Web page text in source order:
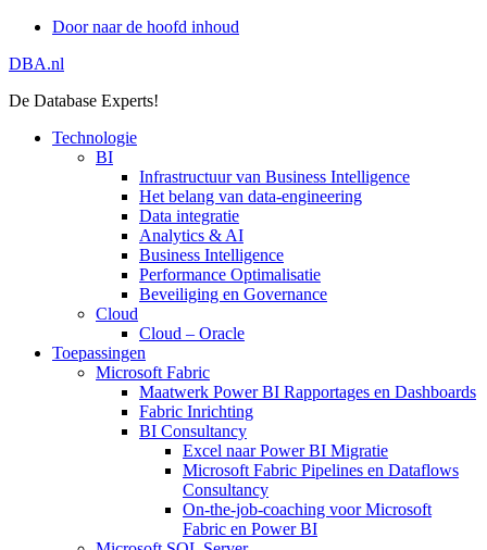
Door naar de hoofd inhoud
DBA.nl
De Database Experts!
Technologie
BI
Infrastructuur van Business Intelligence
Het belang van data-engineering
Data integratie
Analytics & AI
Business Intelligence
Performance Optimalisatie
Beveiliging en Governance
Cloud
Cloud – Oracle
Toepassingen
Microsoft Fabric
Maatwerk Power BI Rapportages en Dashboards
Fabric Inrichting
BI Consultancy
Excel naar Power BI Migratie
Microsoft Fabric Pipelines en Dataflows
Consultancy
On-the-job-coaching voor Microsoft
Fabric en Power BI